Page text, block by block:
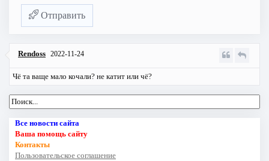
Отправить
Rendoss 2022-11-24
Чё та ваще мало кочали? не катит или чё?
Все новости сайта
Ваша помощь сайту
Контакты
Пользовательское соглашение